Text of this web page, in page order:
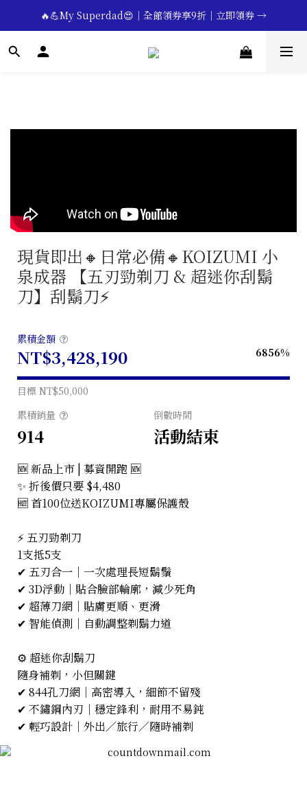
🔥💪My Superdad😍｜全館領券享9折｜立即領券 →
🔥💪My Superdad😍｜全館領券享9折｜立即領券 →
💕七夕限定💕美髮造型任選2件享9折｜立即領券 →
現貨即出🔸日常必備🔸KOIZUMI 小
泉成器 【五刃勁剃刀 & 超迷你刮鬍
刀】刮鬍刀⚡
累積金額
NT$3,428,190 6856%
目標 NT$50,000
累積銷量
914
倒數時間
活動結束
🆕 新品上市 | 募資開跑 🆕
✨ 折後價只要 $4,480
🆓 首100位送KOIZUMI專屬保護殼
⚡ 五刃勁剃刀
1支抵5支
✔ 五刃合一｜一次處理長短鬍鬚
✔ 3D浮動｜貼合臉部輪廓，減少死角
✔ 超薄刀網｜貼膚更順、更滑
✔ 智能偵測｜自動調整剃鬍力道
⚙️ 超迷你刮鬍刀
隨身補剃，小但關鍵
✔ 844孔刀網｜高密導入，細節不留殘
✔ 不鏽鋼內刃｜穩定鋒利，耐用不易鈍
✔ 輕巧設計｜外出／旅行／隨時補剃